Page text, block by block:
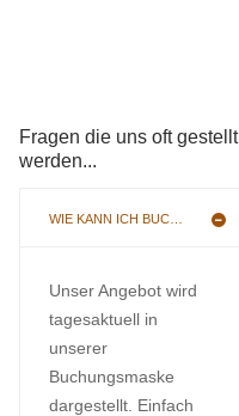
Fragen die uns oft gestellt
werden...
WIE KANN ICH BUCHEN
Unser Angebot wird
tagesaktuell in
unserer
Buchungsmaske
dargestellt. Einfach